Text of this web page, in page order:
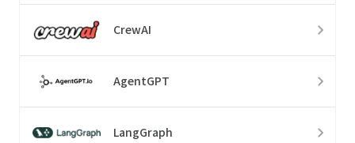
CrewAI
AgentGPT
LangGraph